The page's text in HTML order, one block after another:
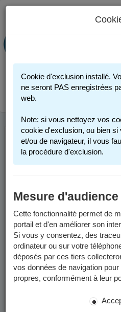
PORTAIL
Cookie d'exclusion installé.
ne seront PAS enregistrées
web.
Note: si vous nettoyez vos
cookie d'exclusion, ou bien
et/ou de navigateur, il vous
la procédure d'exclusion.
Mesure d'audience
Cette fonctionnalité permet de
portail et d'en améliorer son
Si vous y consentez, des
ordinateur ou sur votre
déposés par ces tiers
vos données de navigation
propres, conformément à leur